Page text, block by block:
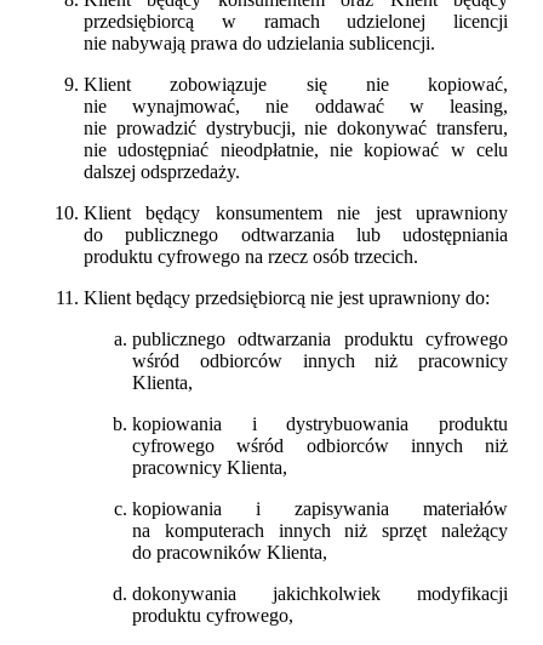
przedsiębiorcą w ramach udzielonej licencji
nie nabywają prawa do udzielania sublicencji.
Klient zobowiązuje się nie kopiować,
nie wynajmować, nie oddawać w leasing,
nie prowadzić dystrybucji, nie dokonywać transferu,
nie udostępniać nieodpłatnie, nie kopiować w celu
dalszej odsprzedaży.
Klient będący konsumentem nie jest uprawniony
do publicznego odtwarzania lub udostępniania
produktu cyfrowego na rzecz osób trzecich.
Klient będący przedsiębiorcą nie jest uprawniony do:
publicznego odtwarzania produktu cyfrowego
wśród odbiorców innych niż pracownicy
Klienta,
kopiowania i dystrybuowania produktu
cyfrowego wśród odbiorców innych niż
pracownicy Klienta,
kopiowania i zapisywania materiałów
na komputerach innych niż sprzęt należący
do pracowników Klienta,
dokonywania jakichkolwiek modyfikacji
produktu cyfrowego,